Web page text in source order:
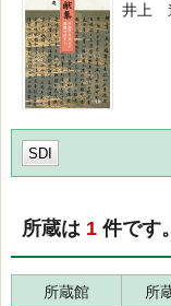
井上
SDI
所蔵は 1 件です
所蔵館 所